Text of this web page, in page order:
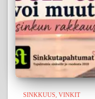
SINKKUUS VINKIT